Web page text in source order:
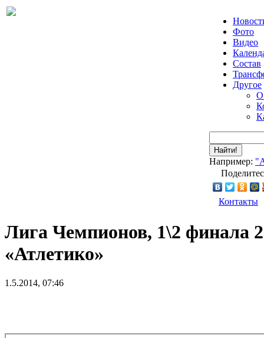
Фото
Видео
Состав
Другое
О
Найти!
Например:
Контакты
Лига Чемпионов, 1\2 финала
«Атлетико»
1.5.2014, 07:46